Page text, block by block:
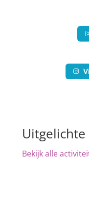
Bekijk alle